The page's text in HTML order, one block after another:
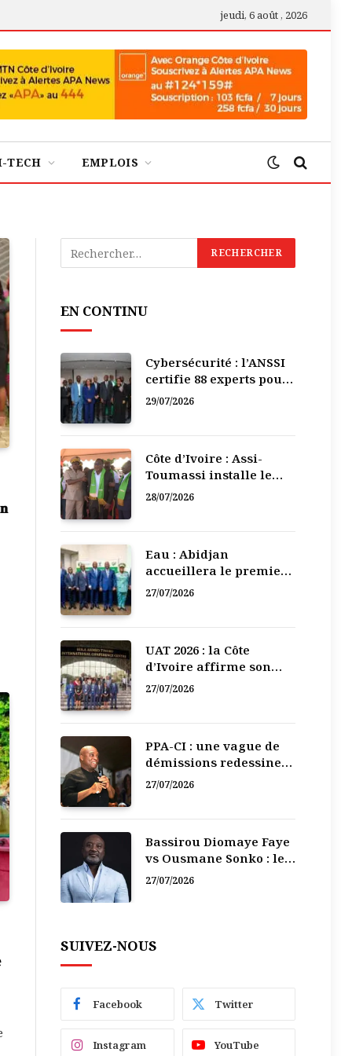
jeudi, 6 août , 2026
TECH EMPLOIS
EN CONTINU
Cybersécurité : l’ANSSI
certifie 88 experts pour
renforcer la défense
29/07/2026
Côte d’Ivoire : Assi-
Toumassi installe le
bureau exécutif de sa
28/07/2026
Eau : Abidjan
accueillera le premier
Forum régional de
27/07/2026
UAT 2026 : la Côte
d’Ivoire affirme son
leadership numérique
27/07/2026
PPA-CI : une vague de
démissions redessine
la recomposition
27/07/2026
Bassirou Diomaye Faye
vs Ousmane Sonko : le
vacarme du pouvoir ne
27/07/2026
SUIVEZ-NOUS
Facebook Twitter
Instagram YouTube